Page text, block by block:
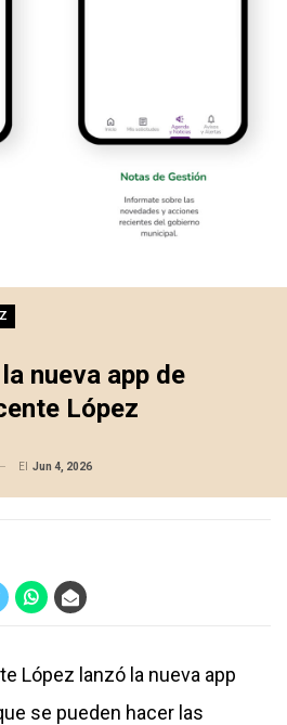
nueva app de
López
El Jun 4, 2026
López lanzó la nueva app
se pueden hacer las